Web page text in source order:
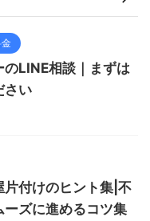
LINE相談｜まずは
さい
片付けのヒント集|不
ズに進めるコツ集